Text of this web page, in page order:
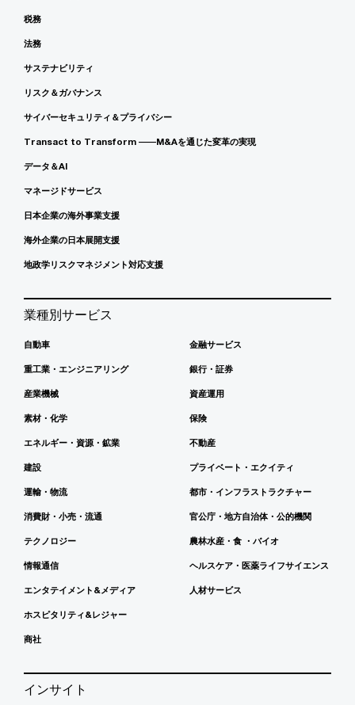
税務
法務
サステナビリティ
リスク＆ガバナンス
サイバーセキュリティ＆プライバシー
Transact to Transform ――M&Aを通じた変革の実現
データ＆AI
マネージドサービス
日本企業の海外事業支援
海外企業の日本展開支援
地政学リスクマネジメント対応支援
業種別サービス
自動車
重工業・エンジニアリング
産業機械
素材・化学
エネルギー・資源・鉱業
建設
運輸・物流
消費財・小売・流通
テクノロジー
情報通信
エンタテイメント&メディア
ホスピタリティ&レジャー
商社
金融サービス
銀行・証券
資産運用
保険
不動産
プライベート・エクイティ
都市・インフラストラクチャー
官公庁・地方自治体・公的機関
農林水産・食 ・バイオ
ヘルスケア・医薬ライフサイエンス
人材サービス
インサイト